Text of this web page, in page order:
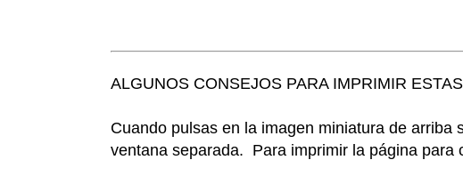
ALGUNOS CONSEJOS PARA IMPRIMIR
Cuando pulsas en la imagen miniatura de
ventana separada. Para imprimir la página para